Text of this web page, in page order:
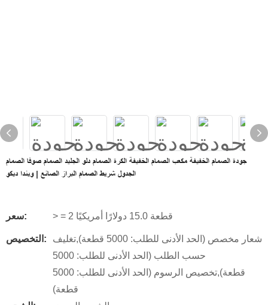
جودة الصمام الخفيفة مكعب الصمام الخفيفة الكرة الصمام دلو الجليد الصمام صوفا الصمام
الجدول شريط الصمام البراز الصانع | ويندا ديكو
سعر: > = 2 قطعة 15.0 دولارًا أمريكيًا
التخصيص:
شعار مخصص (الحد الأدنى للطلب: 5000 قطعة),تغليف
حسب الطلب (الحد الأدنى للطلب: 5000
قطعة),تخصيص الرسوم (الحد الأدنى للطلب: 5000
قطعة)